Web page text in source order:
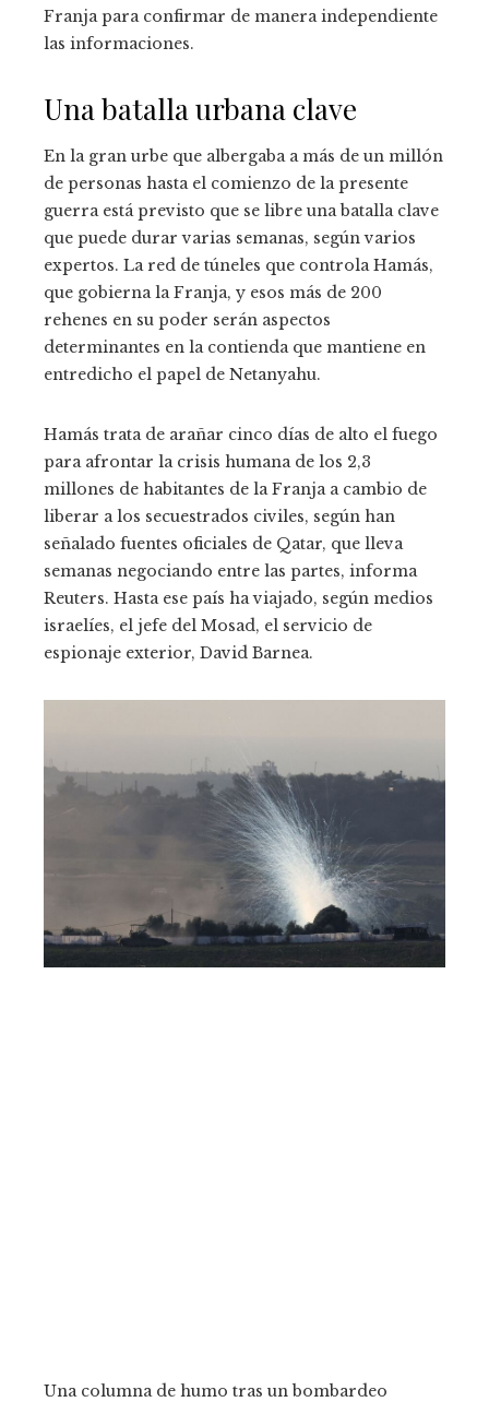
Franja para confirmar de manera independiente
las informaciones.
Una batalla urbana clave
En la gran urbe que albergaba a más de un millón
de personas hasta el comienzo de la presente
guerra está previsto que se libre una batalla clave
que puede durar varias semanas, según varios
expertos. La red de túneles que controla Hamás,
que gobierna la Franja, y esos más de 200
rehenes en su poder serán aspectos
determinantes en la contienda que mantiene en
entredicho el papel de Netanyahu.
Hamás trata de arañar cinco días de alto el fuego
para afrontar la crisis humana de los 2,3
millones de habitantes de la Franja a cambio de
liberar a los secuestrados civiles, según han
señalado fuentes oficiales de Qatar, que lleva
semanas negociando entre las partes, informa
Reuters. Hasta ese país ha viajado, según medios
israelíes, el jefe del Mosad, el servicio de
espionaje exterior, David Barnea.
Una columna de humo tras un bombardeo